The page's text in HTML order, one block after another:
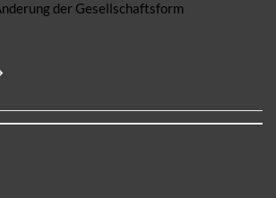
der Gesellschaftsform